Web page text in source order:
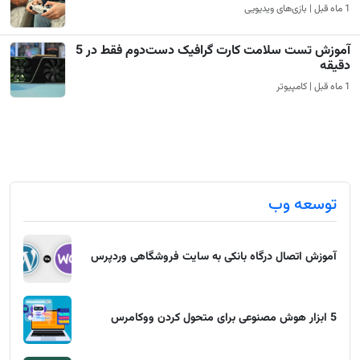
1 ماه قبل | بازی‌های ویدیویی
آموزش تست سلامت کارت گرافیک دست‌دوم فقط در 5
دقیقه
1 ماه قبل | کامپیوتر
توسعه وب
آموزش اتصال درگاه بانکی به سایت فروشگاهی وردپرس
5 ابزار هوش مصنوعی برای متحول کردن ووکامرس